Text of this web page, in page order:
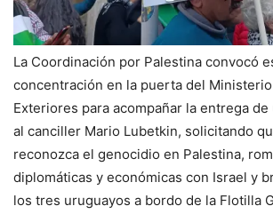
La Coordinación por Palestina convocó
concentración en la puerta del
Exteriores para acompañar la entrega
al canciller Mario Lubetkin, solicitando
reconozca el genocidio en Palestina,
diplomáticas y económicas con Israel y
los tres uruguayos a bordo de la Flotilla